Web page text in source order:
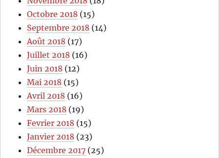
Octobre 2018 (15)
Septembre 2018 (14)
Août 2018 (17)
Juillet 2018 (16)
Juin 2018 (12)
Mai 2018 (15)
Avril 2018 (16)
Mars 2018 (19)
Fevrier 2018 (15)
Janvier 2018 (23)
Décembre 2017 (25)